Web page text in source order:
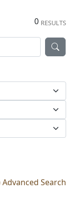
0 RESULTS
Advanced Search